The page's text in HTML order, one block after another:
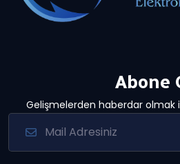
Abone
Gelişmelerden haberdar olmak